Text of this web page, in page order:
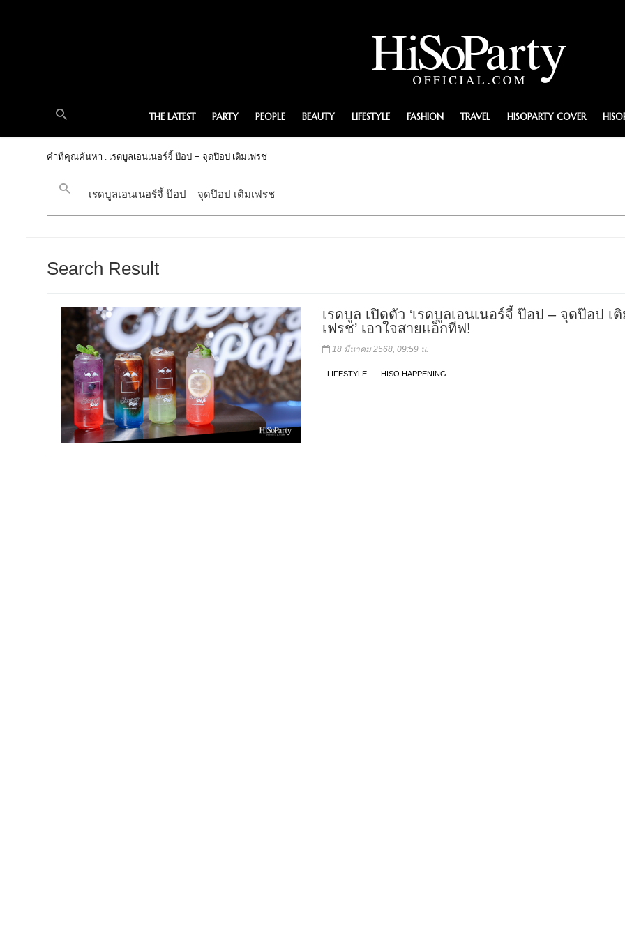
THE LATEST PARTY PEOPLE BEAUTY LIFESTYLE FASHION TRAVEL HISOPARTY COVER
คำที่คุณค้นหา : เรดบูลเอนเนอร์จี้ ป๊อป – จุดป๊อป เติมเฟรช
Search Result
เรดบูล เปิดตัว ‘เรดบูลเอนเนอร์จี้ ป๊อป – จุดป๊อป เ
เฟรช’ เอาใจสายแอ็กทีฟ!
18 มีนาคม 2568, 09:59 น.
LIFESTYLE HISO HAPPENING